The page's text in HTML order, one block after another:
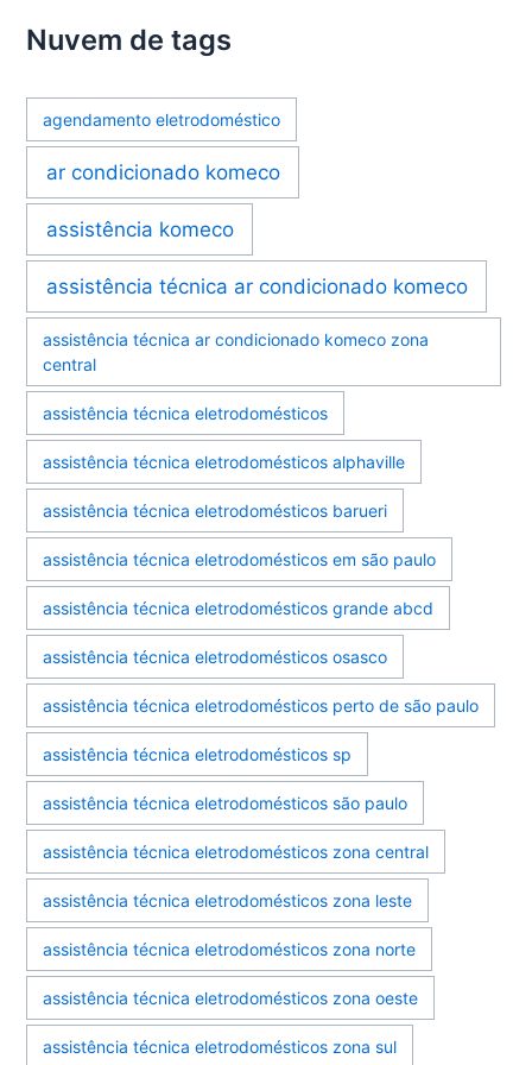
Nuvem de tags
agendamento eletrodoméstico
ar condicionado komeco
assistência komeco
assistência técnica ar condicionado komeco
assistência técnica ar condicionado komeco zona
central
assistência técnica eletrodomésticos
assistência técnica eletrodomésticos alphaville
assistência técnica eletrodomésticos barueri
assistência técnica eletrodomésticos em são paulo
assistência técnica eletrodomésticos grande abcd
assistência técnica eletrodomésticos osasco
assistência técnica eletrodomésticos perto de são paulo
assistência técnica eletrodomésticos sp
assistência técnica eletrodomésticos são paulo
assistência técnica eletrodomésticos zona central
assistência técnica eletrodomésticos zona leste
assistência técnica eletrodomésticos zona norte
assistência técnica eletrodomésticos zona oeste
assistência técnica eletrodomésticos zona sul